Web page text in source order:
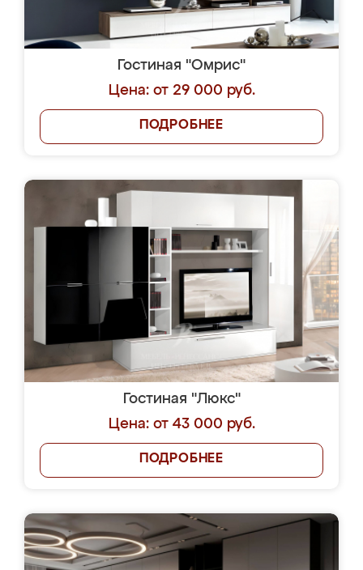
Гостиная "Омрис"
Цена: от 29 000 руб.
ПОДРОБНЕЕ
Гостиная "Люкс"
Цена: от 43 000 руб.
ПОДРОБНЕЕ